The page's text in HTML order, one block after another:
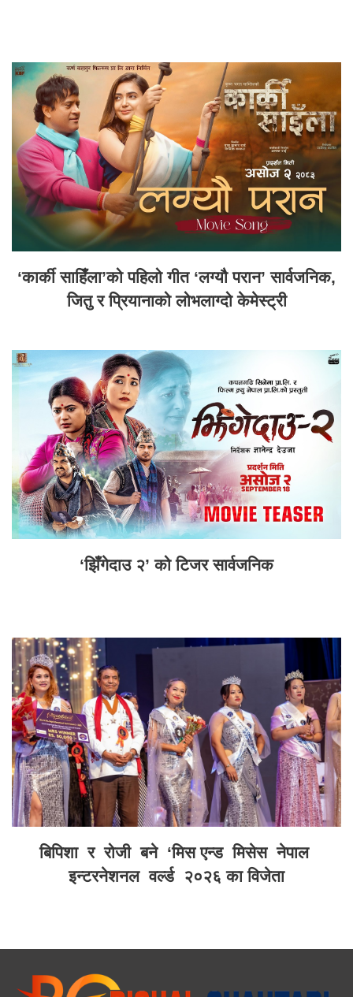
‘कार्की साहिँला’को पहिलो गीत ‘लग्यौ परान’ सार्वजनिक,
जितु र प्रियानाको लोभलाग्दो केमेस्ट्री
‘झिँगेदाउ २’ को टिजर सार्वजनिक
बिपिशा र रोजी बने ‘मिस एन्ड मिसेस नेपाल
इन्टरनेशनल वर्ल्ड २०२६ का विजेता